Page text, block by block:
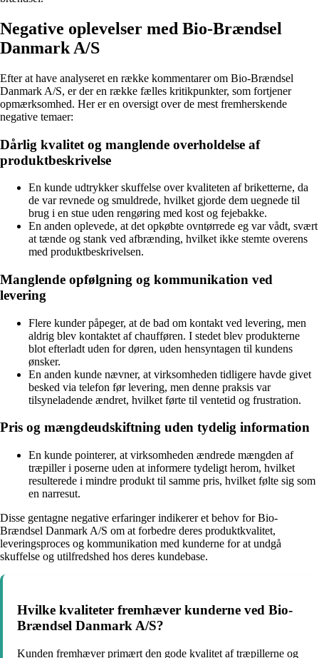
Negative oplevelser med Bio-Brændsel
Danmark A/S
Efter at have analyseret en række kommentarer om Bio-Brændsel
Danmark A/S, er der en række fælles kritikpunkter, som fortjener
opmærksomhed. Her er en oversigt over de mest fremherskende
negative temaer:
Dårlig kvalitet og manglende overholdelse af
produktbeskrivelse
En kunde udtrykker skuffelse over kvaliteten af briketterne, da
de var revnede og smuldrede, hvilket gjorde dem uegnede til
brug i en stue uden rengøring med kost og fejebakke.
En anden oplevede, at det opkøbte ovntørrede eg var vådt, svært
at tænde og stank ved afbrænding, hvilket ikke stemte overens
med produktbeskrivelsen.
Manglende opfølgning og kommunikation ved
levering
Flere kunder påpeger, at de bad om kontakt ved levering, men
aldrig blev kontaktet af chaufføren. I stedet blev produkterne
blot efterladt uden for døren, uden hensyntagen til kundens
ønsker.
En anden kunde nævner, at virksomheden tidligere havde givet
besked via telefon før levering, men denne praksis var
tilsyneladende ændret, hvilket førte til ventetid og frustration.
Pris og mængdeudskiftning uden tydelig information
En kunde pointerer, at virksomheden ændrede mængden af
træpiller i poserne uden at informere tydeligt herom, hvilket
resulterede i mindre produkt til samme pris, hvilket følte sig som
en narresut.
Disse gentagne negative erfaringer indikerer et behov for Bio-
Brændsel Danmark A/S om at forbedre deres produktkvalitet,
leveringsproces og kommunikation med kunderne for at undgå
skuffelse og utilfredshed hos deres kundebase.
Hvilke kvaliteter fremhæver kunderne ved Bio-
Brændsel Danmark A/S?
Kunden fremhæver primært den gode kvalitet af træpillerne og